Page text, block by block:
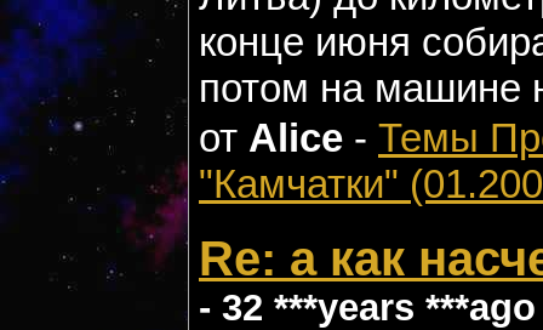
конце июня
потом на машине
от Alice - Темы
"Камчатки"
Re: а как
- 32 ***years ***ago